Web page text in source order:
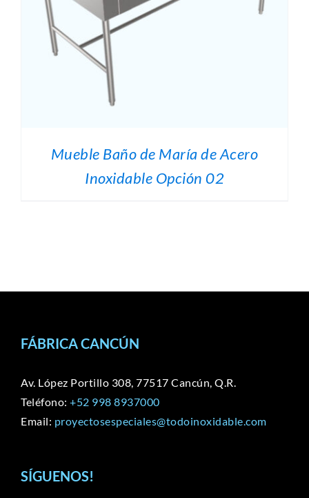
Mueble Baño de María de Acero
Inoxidable Opción 02
FÁBRICA CANCÚN
Av. López Portillo 308, 77517 Cancún, Q.R.
Teléfono: +52 998 8937000
Email: proyectosespeciales@todoinoxidable.com
SÍGUENOS!